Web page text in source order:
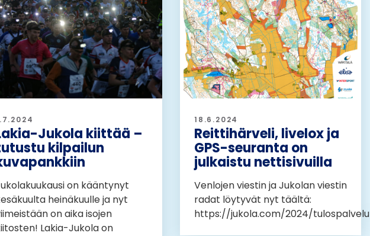
Jukola kiittää –
kilpailun
on kääntynyt
heinäkuulle ja nyt
on aika isojen
Lakia-Jukola on
18.6.2024
Reittihärveli, livelox ja
GPS-seuranta on
julkaistu nettisivuilla
Venlojen viestin ja Jukolan viestin
radat löytyvät nyt täältä:
https://jukola.com/2024/